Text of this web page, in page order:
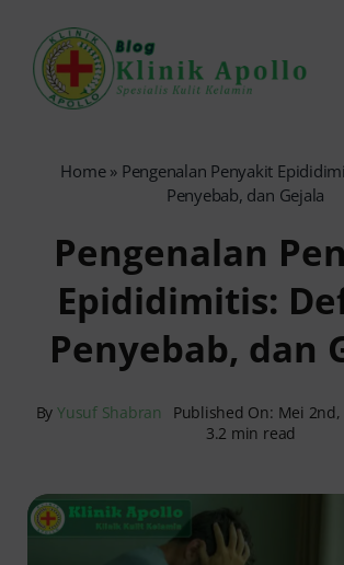
content
Reservasi Online
Search
Home» Pengenalan Penyakit
Penyebab, dan Gejala
Pengenalan
Epididimitis:
Penyebab, dan
By Yusuf Shabran Published On: Mei 2nd,
3.2 min read